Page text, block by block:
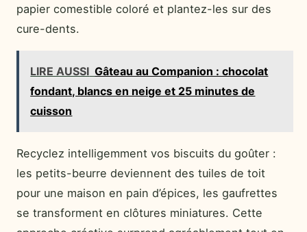
papier comestible coloré et plantez-les sur des
cure-dents.
LIRE AUSSI Gâteau au Companion : chocolat
fondant, blancs en neige et 25 minutes de
cuisson
Recyclez intelligemment vos biscuits du goûter :
les petits-beurre deviennent des tuiles de toit
pour une maison en pain d’épices, les gaufrettes
se transforment en clôtures miniatures. Cette